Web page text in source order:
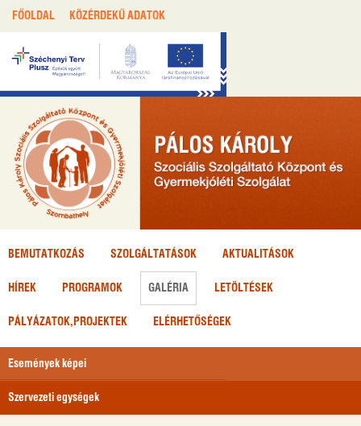
FŐOLDAL KÖZÉRDEKŰ ADATOK
BEMUTATKOZÁS SZOLGÁLTATÁSOK AKTUALITÁSOK
HÍREK PROGRAMOK GALÉRIA LETÖLTÉSEK
PÁLYÁZATOK, PROJEKTEK ELÉRHETŐSÉGEK
Események képei
Szervezeti egységek